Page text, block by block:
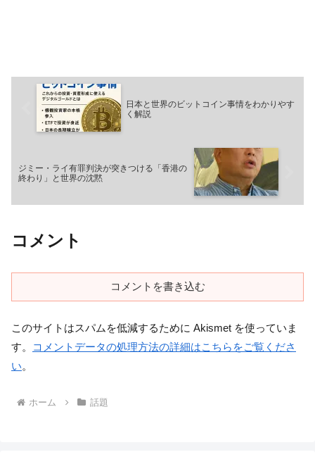
日本と世界のビットコイン事情をわかりやす
く解説
ジミー・ライ有罪判決が突きつける「香港の
終わり」と世界の沈黙
コメント
コメントを書き込む
このサイトはスパムを低減するために Akismet を使っていま
す。
コメントデータの処理方法の詳細はこちらをご覧くださ
い。
ホーム 話題